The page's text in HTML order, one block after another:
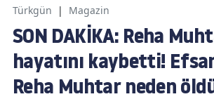
Türkgün | Magazin
SON DAKİKA: Reha
hayatını kaybetti!
Reha Muhtar neden